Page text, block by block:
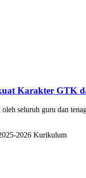
Karakter GTK
seluruh guru dan
Kurikulum